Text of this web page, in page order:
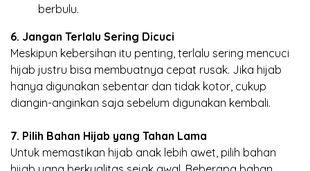
berbulu.
6. Jangan Terlalu Sering Dicuci
Meskipun kebersihan itu penting, terlalu sering mencuci
hijab justru bisa membuatnya cepat rusak. Jika hijab
hanya digunakan sebentar dan tidak kotor, cukup
diangin-anginkan saja sebelum digunakan kembali.
7. Pilih Bahan Hijab yang Tahan Lama
Untuk memastikan hijab anak lebih awet, pilih bahan